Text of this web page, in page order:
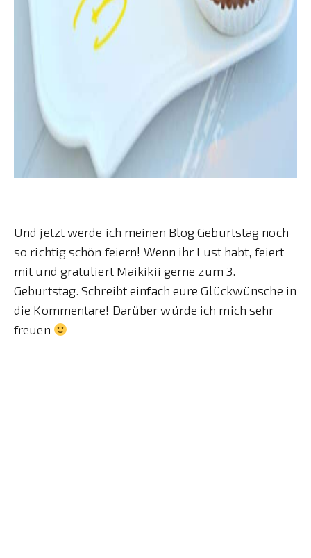
Und jetzt werde ich meinen Blog Geburtstag noch
so richtig schön feiern! Wenn ihr Lust habt, feiert
mit und gratuliert Maikikii gerne zum 3.
Geburtstag. Schreibt einfach eure Glückwünsche in
die Kommentare! Darüber würde ich mich sehr
freuen